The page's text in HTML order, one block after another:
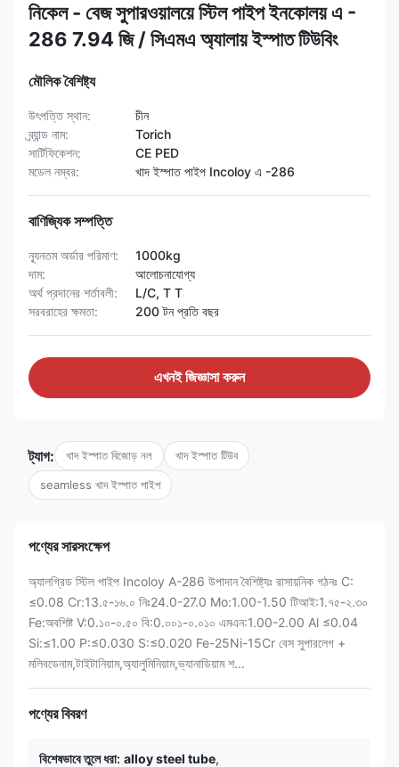
নিকেল - বেজ সুপারওয়ালয়ে স্টিল পাইপ ইনকোলয় এ -
286 7.94 জি / সিএমএ অ্যালায় ইস্পাত টিউবিং
মৌলিক বৈশিষ্ট্য
উৎপত্তি স্থান:
চীন
ব্র্যান্ড নাম:
Torich
সার্টিফিকেশন:
CE PED
মডেল নম্বর:
খাদ ইস্পাত পাইপ Incoloy এ -286
বাণিজ্যিক সম্পত্তি
ন্যূনতম অর্ডার পরিমাণ:
1000kg
দাম:
আলোচনাযোগ্য
অর্থ প্রদানের শর্তাবলী:
L/C, T T
সরবরাহের ক্ষমতা:
200 টন প্রতি বছর
এখনই জিজ্ঞাসা করুন
ট্যাগ: খাদ ইস্পাত বিজোড় নল খাদ ইস্পাত টিউব
seamless খাদ ইস্পাত পাইপ
পণ্যের সারসংক্ষেপ
অ্যালগ্রিড স্টিল পাইপ Incoloy A-286 উপাদান বৈশিষ্ট্যঃ রাসায়নিক গঠনঃ C:
≤0.08 Cr:13.৫-১৬.০ নিঃ24.0-27.0 Mo:1.00-1.50 টিআই:1.৭৫-২.৩০
Fe:অবশিষ্ট V:0.১০-০.৫০ বি:0.০০১-০.০১০ এমএন:1.00-2.00 Al ≤0.04
Si:≤1.00 P:≤0.030 S:≤0.020 Fe-25Ni-15Cr বেস সুপারলেগ +
মলিবডেনাম,টাইটানিয়াম,অ্যালুমিনিয়াম,ভ্যানাডিয়াম শ...
পণ্যের বিবরণ
বিশেষভাবে তুলে ধরা: alloy steel tube,